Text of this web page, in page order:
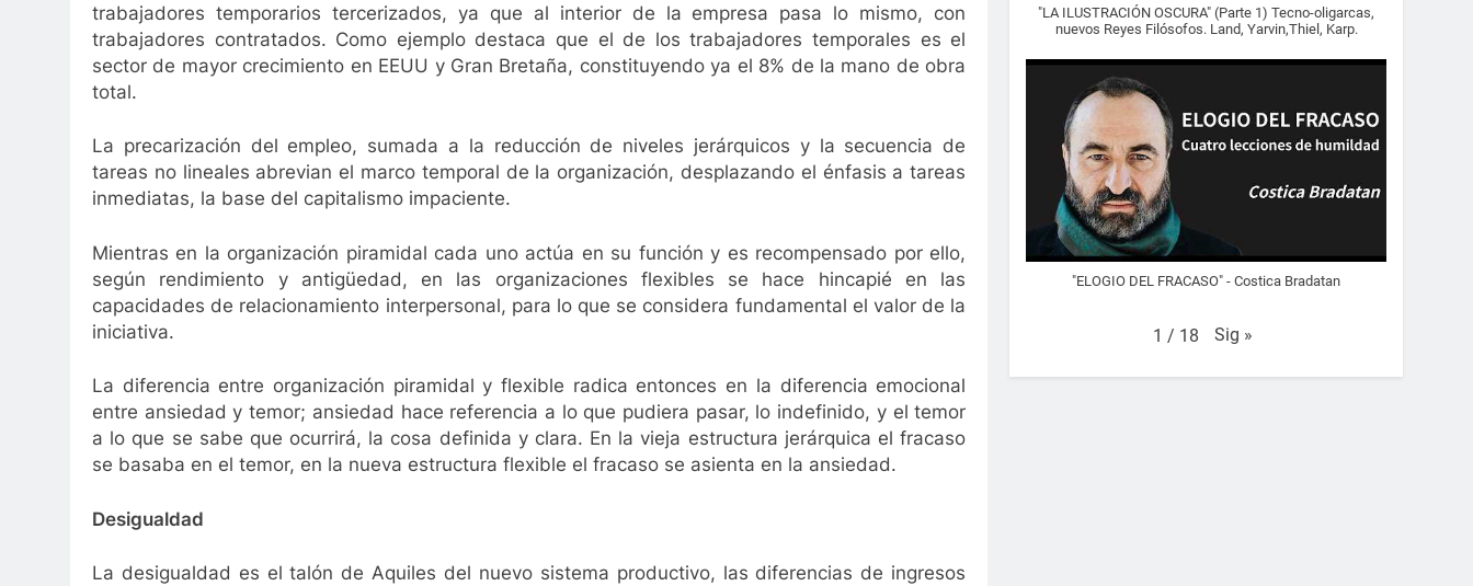
trabajadores temporarios tercerizados, ya que al interior de la empresa pasa lo mismo, con
trabajadores contratados. Como ejemplo destaca que el de los trabajadores temporales es el
sector de mayor crecimiento en EEUU y Gran Bretaña, constituyendo ya el 8% de la mano de obra
total.
La precarización del empleo, sumada a la reducción de niveles jerárquicos y la secuencia de
tareas no lineales abrevian el marco temporal de la organización, desplazando el énfasis a tareas
inmediatas, la base del capitalismo impaciente.
Mientras en la organización piramidal cada uno actúa en su función y es recompensado por ello,
según rendimiento y antigüedad, en las organizaciones flexibles se hace hincapié en las
capacidades de relacionamiento interpersonal, para lo que se considera fundamental el valor de la
iniciativa.
La diferencia entre organización piramidal y flexible radica entonces en la diferencia emocional
entre ansiedad y temor; ansiedad hace referencia a lo que pudiera pasar, lo indefinido, y el temor
a lo que se sabe que ocurrirá, la cosa definida y clara. En la vieja estructura jerárquica el fracaso
se basaba en el temor, en la nueva estructura flexible el fracaso se asienta en la ansiedad.
Desigualdad
La desigualdad es el talón de Aquiles del nuevo sistema productivo, las diferencias de ingresos
"LA ILUSTRACIÓN OSCURA" (Parte 1) Tecno-oligarcas,
nuevos Reyes Filósofos. Land, Yarvin,Thiel, Karp.
"ELOGIO DEL FRACASO" - Costica Bradatan
1 / 18 Sig »